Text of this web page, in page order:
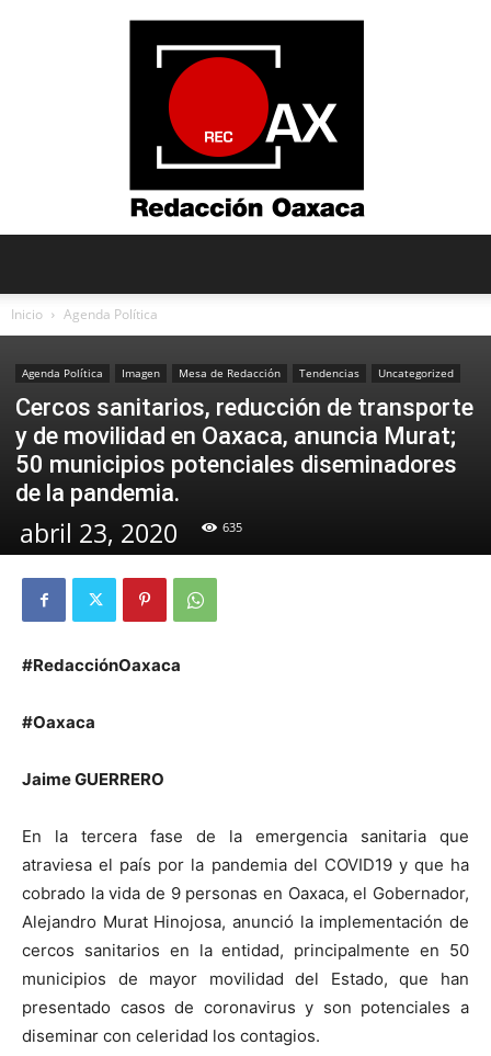
Oaxaca
Inicio Agenda Política
Agenda Política Imagen Mesa de Redacción Tendencias Uncategorized
Cercos sanitarios, reducción de transporte
y de movilidad en Oaxaca, anuncia Murat;
50 municipios potenciales diseminadores
de la pandemia.
abril 23, 2020 635
#RedacciónOaxaca
#Oaxaca
Jaime GUERRERO
En la tercera fase de la emergencia sanitaria que
atraviesa el país por la pandemia del COVID19 y que ha
cobrado la vida de 9 personas en Oaxaca, el Gobernador,
Alejandro Murat Hinojosa, anunció la implementación de
cercos sanitarios en la entidad, principalmente en 50
municipios de mayor movilidad del Estado, que han
presentado casos de coronavirus y son potenciales a
diseminar con celeridad los contagios.